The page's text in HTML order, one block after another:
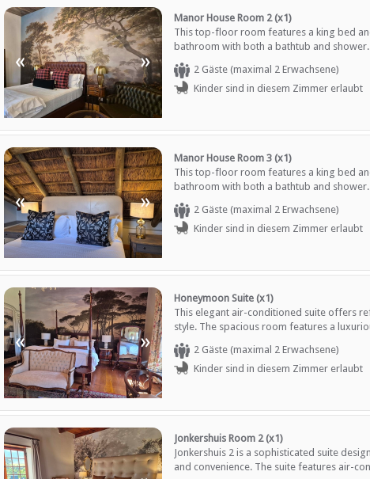
FUNKTIONEN
Klimaanlage
Bar
Trennbereich(e)
Geschäftsdienstleistungen
Catering (hausintern)
Kapelle
ESSEN UND TRINKEN
Kostenloser Tee / Kaffee
INTERNET
TRANSFERS
Flughafentransfers
Andere Übertragungen verfügbar
« »
Manor House Room 2 (x1)
This top-floor room features a king bed
bathroom with both a bathtub and
comfort and convenience, it includes air-
television, Wi-Fi, a well-stocked minibar,
making facilities. Guests can enjoy views of
a hairdryer, ensuring a comfortable and
2 Gäste (maximal 2 Erwachsene)
Kinder sind in diesem Zimmer erlaubt
« »
Manor House Room 3 (x1)
This top-floor room features a king bed
bathroom with both a bathtub and
comfort and convenience, it includes air-
television, Wi-Fi, a well-stocked minibar,
making facilities. Guests can enjoy views of
a hairdryer, ensuring a comfortable and
2 Gäste (maximal 2 Erwachsene)
Kinder sind in diesem Zimmer erlaubt
« »
Honeymoon Suite (x1)
This elegant air-conditioned suite offers
style. The spacious room features a
and a freestanding bath, with a separate
added convenience. Guests can unwind
garden, lake, or mountain views from the
satellite TV, stocked mini-bar, tea and
connected with complimentary Wi-Fi and
like daily cleaning and evening turn-down
bathroom is equipped with a separate tub
2 Gäste (maximal 2 Erwachsene)
Kinder sind in diesem Zimmer erlaubt
Jonkershuis Room 2 (x1)
Jonkershuis 2 is a sophisticated suite
and convenience. The suite features air-